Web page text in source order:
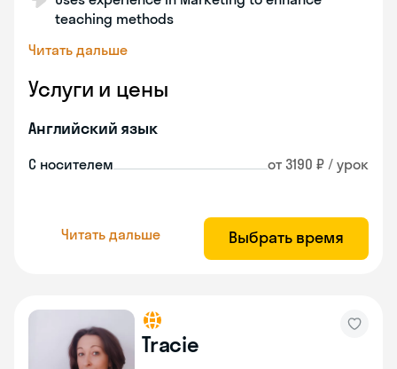
teaching methods
Читать дальше
Услуги и цены
Английский язык
С носителем от 3190 ₽ / урок
Читать дальше Выбрать время
Tracie